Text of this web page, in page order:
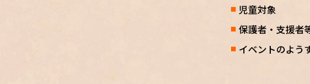
児童対象
保護者・支援者
イベントのよう